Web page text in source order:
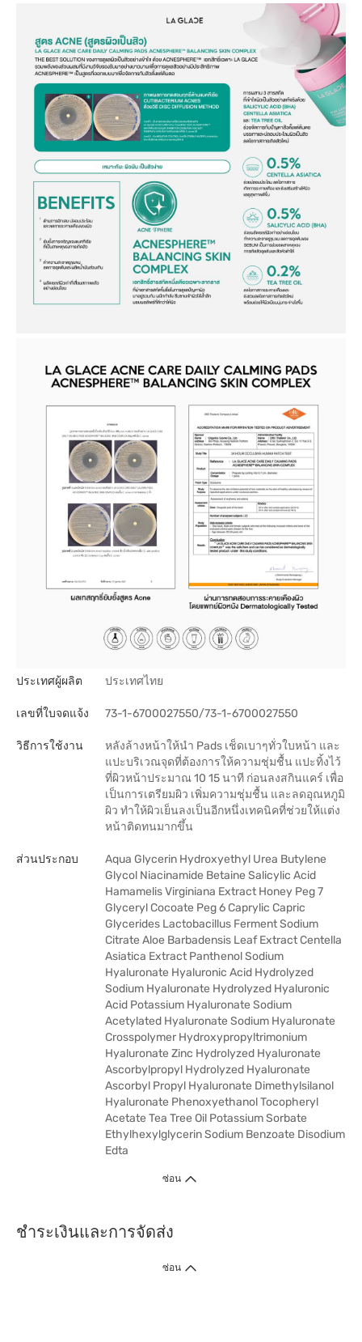
ประเทศผู้ผลิต ประเทศไทย
เลขที่ใบจดแจ้ง 73-1-6700027550/73-1-6700027550
วิธีการใช้งาน
หลังล้างหน้าให้นำ Pads เช็ดเบาๆทั่วใบหน้า และ
แปะบริเวณจุดที่ต้องการให้ความชุ่มชื้น แปะทิ้งไว้
ที่ผิวหน้าประมาณ 10 15 นาที ก่อนลงสกินแคร์ เพื่อ
เป็นการเตรียมผิว เพิ่มความชุ่มชื้น และลดอุณหภูมิ
ผิว ทำให้ผิวเย็นลงเป็นอีกหนึ่งเทคนิคที่ช่วยให้แต่ง
หน้าติดทนมากขึ้น
ส่วนประกอบ
Aqua Glycerin Hydroxyethyl Urea Butylene
Glycol Niacinamide Betaine Salicylic Acid
Hamamelis Virginiana Extract Honey Peg 7
Glyceryl Cocoate Peg 6 Caprylic Capric
Glycerides Lactobacillus Ferment Sodium
Citrate Aloe Barbadensis Leaf Extract Centella
Asiatica Extract Panthenol Sodium
Hyaluronate Hyaluronic Acid Hydrolyzed
Sodium Hyaluronate Hydrolyzed Hyaluronic
Acid Potassium Hyaluronate Sodium
Acetylated Hyaluronate Sodium Hyaluronate
Crosspolymer Hydroxypropyltrimonium
Hyaluronate Zinc Hydrolyzed Hyaluronate
Ascorbylpropyl Hydrolyzed Hyaluronate
Ascorbyl Propyl Hyaluronate Dimethylsilanol
Hyaluronate Phenoxyethanol Tocopheryl
Acetate Tea Tree Oil Potassium Sorbate
Ethylhexylglycerin Sodium Benzoate Disodium
Edta
ซ่อน
ชำระเงินและการจัดส่ง
ซ่อน